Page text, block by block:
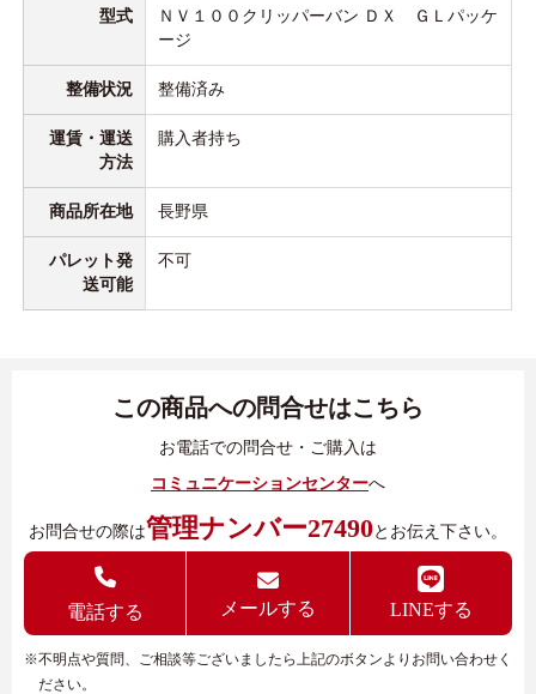
型式
ＮＶ１００クリッパーバン ＤＸ ＧＬパッケ
ージ
整備状況 整備済み
運賃・運送
方法
購入者持ち
商品所在地 長野県
パレット発
送可能
不可
この商品への問合せはこちら
お電話での問合せ・ご購入は
コミュニケーションセンターへ
お問合せの際は管理ナンバー27490とお伝え下さい。
電話する メールする LINEする
※不明点や質問、ご相談等ございましたら上記のボタンよりお問い合わせく
ださい。